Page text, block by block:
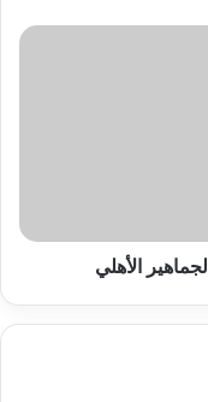
الأهلي